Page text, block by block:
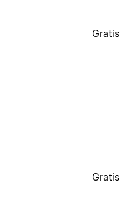
Gratis
Gratis